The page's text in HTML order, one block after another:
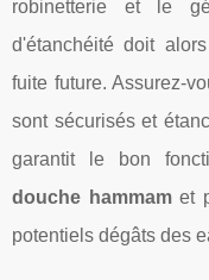
robinetterie et le
d'étanchéité doit
fuite future. Assurez-
sont sécurisés et
garantit le bon
douche hammamet
potentiels dégâts des